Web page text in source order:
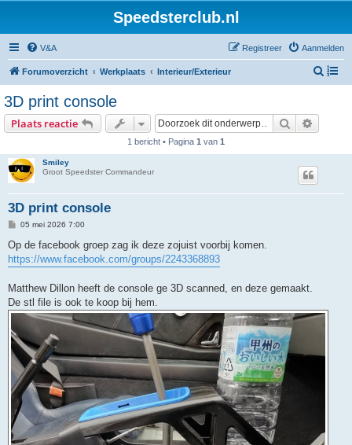
Speedsterclub.nl
V&A Aanmelden
Registreer
Forumoverzicht Werkplaats Interieur/Exterieur
Z
3D print console
Plaats reactie Zoek
1 bericht • Pagina 1 van 1
Smiley
Groot Speedster Commandeur
3D print console
B
r
i
c
05 mei 2026 7:00
Op de facebook groep zag ik deze zojuist voorbij komen.
https://www.facebook.com/groups/2243368893
Matthew Dillon heeft de console ge 3D scanned, en deze gemaakt.
De stl file is ook te koop bij hem.